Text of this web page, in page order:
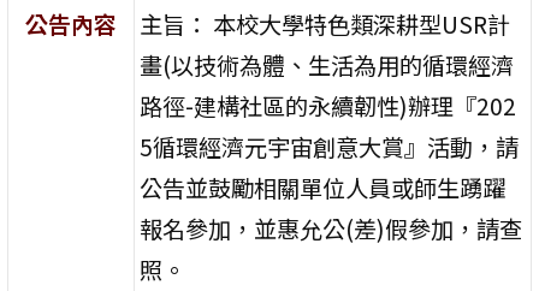
公告內容
主旨： 本校大學特色類深耕型USR計
畫(以技術為體、生活為用的循環經濟
路徑-建構社區的永續韌性)辦理『202
5循環經濟元宇宙創意大賞』活動，請
公告並鼓勵相關單位人員或師生踴躍
報名參加，並惠允公(差)假參加，請查
照。